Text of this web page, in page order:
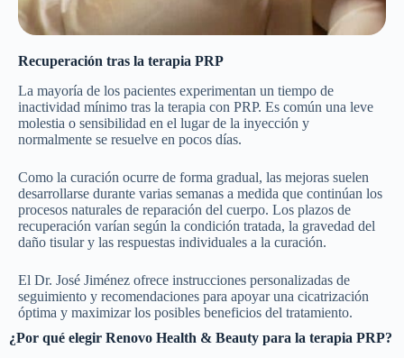
Recuperación tras la terapia PRP
La mayoría de los pacientes experimentan un tiempo de
inactividad mínimo tras la terapia con PRP. Es común una leve
molestia o sensibilidad en el lugar de la inyección y
normalmente se resuelve en pocos días.
Como la curación ocurre de forma gradual, las mejoras suelen
desarrollarse durante varias semanas a medida que continúan los
procesos naturales de reparación del cuerpo. Los plazos de
recuperación varían según la condición tratada, la gravedad del
daño tisular y las respuestas individuales a la curación.
El Dr. José Jiménez ofrece instrucciones personalizadas de
seguimiento y recomendaciones para apoyar una cicatrización
óptima y maximizar los posibles beneficios del tratamiento.
¿Por qué elegir Renovo Health & Beauty para la terapia PRP?